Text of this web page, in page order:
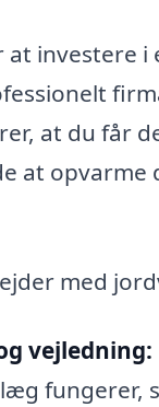
at investere
at du får
at
med
vejledning:
fungerer,